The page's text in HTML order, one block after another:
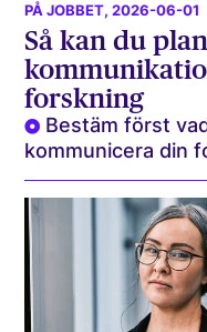
PÅ JOBBET, 2026-06-01
Så kan du
forskning
Bestäm först
kommunicera din